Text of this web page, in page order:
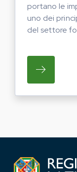
portano le
uno dei
del settore
SU